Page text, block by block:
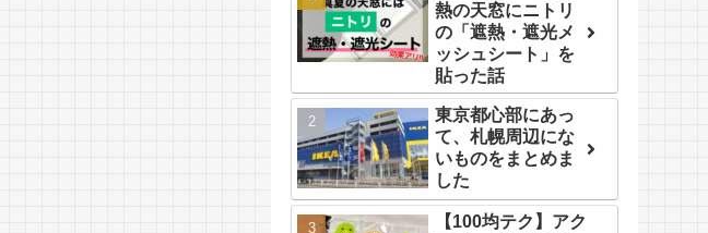
熱の天窓にニトリ
の「遮熱・遮光メ
ッシュシート」を
貼った話
東京都心部にあっ
て、札幌周辺にな
いものをまとめま
した
【100均テク】アク